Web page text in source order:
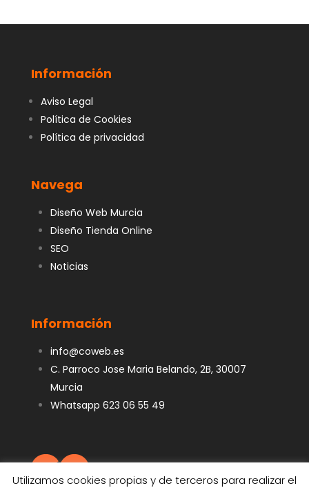
Información
Aviso Legal
Política de Cookies
Política de privacidad
Navega
Diseño Web Murcia
Diseño Tienda Online
SEO
Noticias
Información
info@coweb.es
C. Parroco Jose Maria Belando, 2B, 30007
Murcia
Whatsapp 623 06 55 49
Utilizamos cookies propias y de terceros para realizar el